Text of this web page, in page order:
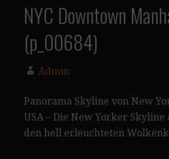
NYC Downtown
(p_00684)
Admin
Panorama Skyline von New
USA – Die New Yorker
den hell erleuchteten